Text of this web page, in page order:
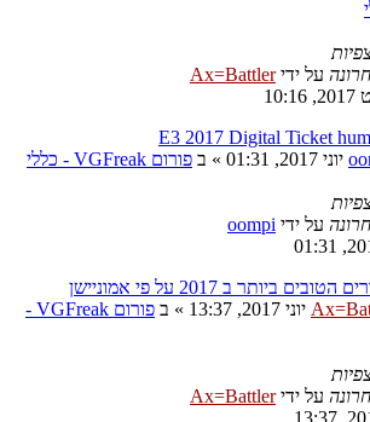
על ידיAx=Battler
E3 2017 Digital Ticket
» ב פורום VGFreak - כללי
על ידי oompi
ביותר ב 2017 על פי אמוניישן
» ב
פורום VGFreak -
על ידיAx=Battler